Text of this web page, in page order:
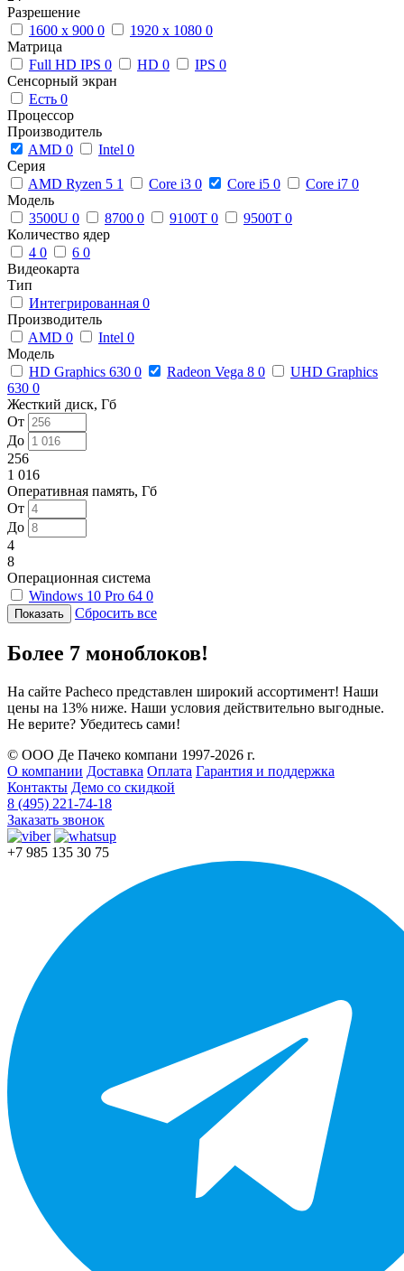
Разрешение
1600 x 900 0 1920 x 1080 0
Матрица
Full HD IPS 0 HD 0 IPS 0
Сенсорный экран
Есть 0
Процессор
Производитель
AMD 0 Intel 0
Серия
AMD Ryzen 5 1 Core i3 0 Core i5 0 Core i7 0
Модель
3500U 0 8700 0 9100T 0 9500T 0
Количество ядер
4 0 6 0
Видеокарта
Тип
Интегрированная 0
Производитель
AMD 0 Intel 0
Модель
HD Graphics 630 0 Radeon Vega 8 0
UHD Graphics
630 0
Жесткий диск, Гб
От
До
256
1 016
Оперативная память, Гб
От
До
4
8
Операционная система
Windows 10 Pro 64 0
Сбросить все
Более 7 моноблоков!
На сайте Pacheco представлен широкий ассортимент! Наши
цены на 13% ниже. Наши условия действительно выгодные.
Не верите? Убедитесь сами!
© ООО Де Пачеко компани 1997-2026 г.
О компании Доставка Оплата Гарантия и поддержка
Контакты Демо со скидкой
8 (495) 221-74-18
Заказать звонок
+7 985 135 30 75